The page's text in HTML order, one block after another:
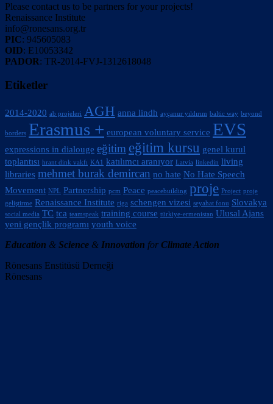
Please contact us to be partners for your projects!
Renaissance Institute
info@ronesans.org.tr
PIC: 945605083
OID: E10053342
PADOR: TR-2014-FVJ-1312618048
Etiketler
2014-2020 ab projeleri AGH anna lindh ayçanur yıldırım baltic way beyond
borders Erasmus + european voluntary service EVS
expressions in dialouge eğitim eğitim kursu genel kurul
toplantısı hrant dink vakfı KA1 katılımcı aranıyor Latvia linkedin living
libraries mehmet burak demircan no hate No Hate Speech
Movement NPL Partnership pcm Peace peacebuilding proje Project proje
geliştirme Renaissance Institute riga schengen vizesi seyahat fonu Slovakya
social media TC tca teamspeak training course türkiye-ermenistan Ulusal Ajans
yeni gençlik programı youth voice
Education & Science & Innovation for Climate Action
Rönesans Enstitüsü Derneği
Rönesans